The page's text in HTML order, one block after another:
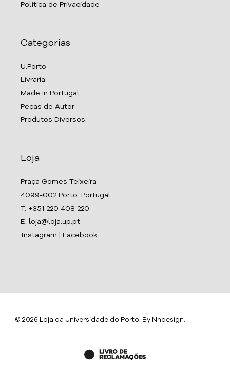
Política de Privacidade
Categorias
U.Porto
Livraria
Made in Portugal
Peças de Autor
Produtos Diversos
Loja
Praça Gomes Teixeira
4099-002 Porto. Portugal
T. +351 220 408 220
E. loja@loja.up.pt
Instagram
Facebook
© 2026 Loja da Universidade do Porto. By Nhdesign